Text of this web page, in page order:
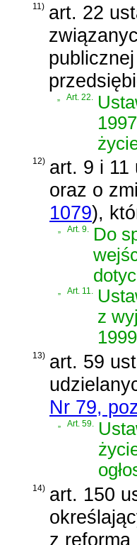
11) art. 22
Art. 22.
12) art. 9 i 11
oraz o
1079),
„ Art. 9. Do
„ Art. 11.
z
13) art. 59
Nr 79,
„ Art. 59.
14) art. 150
z reformą